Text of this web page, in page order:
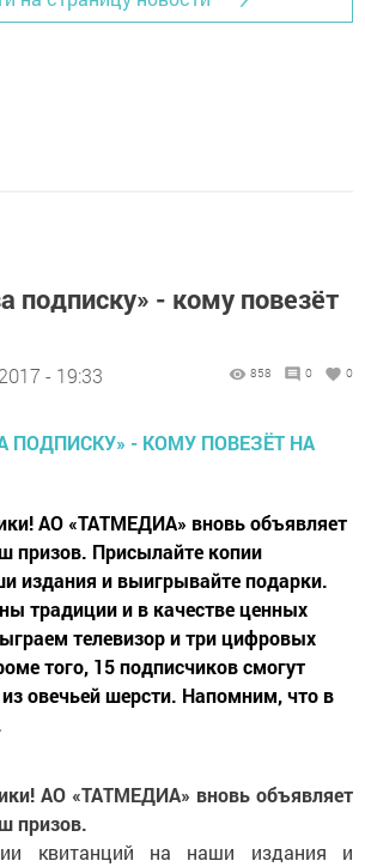
подписку» - кому повезёт
- 19:33 858 0 0
АО «ТАТМЕДИА» вновь объявляет
призов. Присылайте копии
издания и выигрывайте подарки.
традиции и в качестве ценных
телевизор и три цифровых
того, 15 подписчиков смогут
овечьей шерсти. Напомним, что в
АО «ТАТМЕДИА» вновь объявляет
призов.
квитанций на наши издания и